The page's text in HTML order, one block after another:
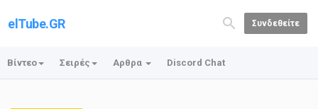
elTube.GR Συνδεθείτε
Βίντεο Σειρές Αρθρα Discord Chat